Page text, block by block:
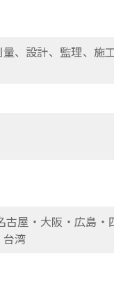
、設計、監理、施
屋・大阪・広島・
湾